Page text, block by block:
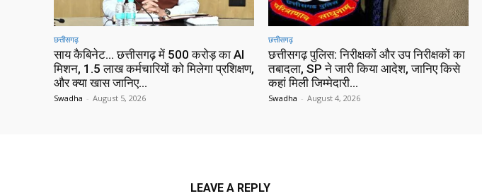
छत्तीसगढ़
साय कैबिनेट… छत्तीसगढ़ में 500 करोड़ का AI
मिशन, 1.5 लाख कर्मचारियों को मिलेगा प्रशिक्षण,
और क्या खास जानिए…
Swadha - August 5, 2026
छत्तीसगढ़
छत्तीसगढ़ पुलिस: निरीक्षकों और उप निरीक्षकों का
तबादला, SP ने जारी किया आदेश, जानिए किसे
कहां मिली जिम्मेदारी…
Swadha - August 4, 2026
LEAVE A REPLY